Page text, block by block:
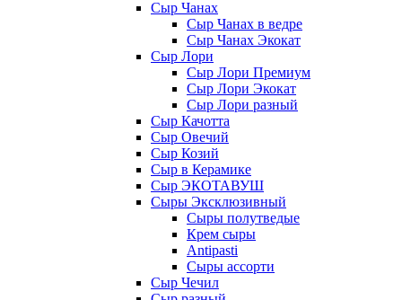
Сыр Чанах
Сыр Чанах в ведре
Сыр Чанах Экокат
Сыр Лори
Сыр Лори Премиум
Сыр Лори Экокат
Сыр Лори разный
Сыр Качотта
Сыр Овечий
Сыр Козий
Сыр в Керамике
Сыр ЭКОТАВУШ
Сыры Эксклюзивный
Сыры полутведые
Крем сыры
Antipasti
Сыры ассорти
Сыр Чечил